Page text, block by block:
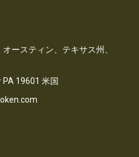
オースティン、テキサス州、
PA 19601 米国